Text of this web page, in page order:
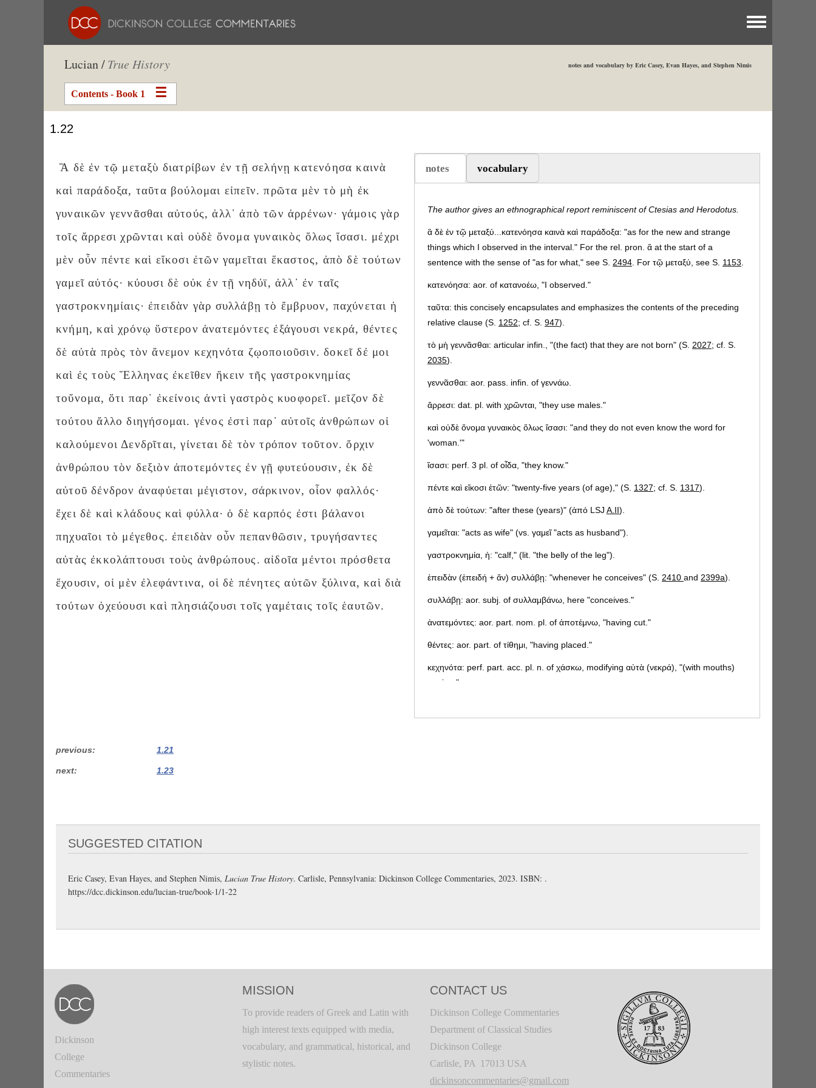
Toggle menu
Lucian /True History notes and vocabulary by Eric Casey, Evan Hayes, and Stephen Nimis
Contents - Book 1
1.22
Ἃ δὲ ἐν τῷ μεταξὺ διατρίβων ἐν τῇ σελήνῃ κατενόησα καινὰ
καὶ παράδοξα, ταῦτα βούλομαι εἰπεῖν. πρῶτα μὲν τὸ μὴ ἐκ
γυναικῶν γεννᾶσθαι αὐτούς, ἀλλ᾽ ἀπὸ τῶν ἀρρένων· γάμοις γὰρ
τοῖς ἄρρεσι χρῶνται καὶ οὐδὲ ὄνομα γυναικὸς ὅλως ἴσασι. μέχρι
μὲν οὖν πέντε καὶ εἴκοσι ἐτῶν γαμεῖται ἕκαστος, ἀπὸ δὲ τούτων
γαμεῖ αὐτός· κύουσι δὲ οὐκ ἐν τῇ νηδύϊ, ἀλλ᾽ ἐν ταῖς
γαστροκνημίαις· ἐπειδὰν γὰρ συλλάβῃ τὸ ἔμβρυον, παχύνεται ἡ
κνήμη, καὶ χρόνῳ ὕστερον ἀνατεμόντες ἐξάγουσι νεκρά, θέντες
δὲ αὐτὰ πρὸς τὸν ἄνεμον κεχηνότα ζῳοποιοῦσιν. δοκεῖ δέ μοι
καὶ ἐς τοὺς Ἕλληνας ἐκεῖθεν ἥκειν τῆς γαστροκνημίας
τοὔνομα, ὅτι παρ᾽ ἐκείνοις ἀντὶ γαστρὸς κυοφορεῖ. μεῖζον δὲ
τούτου ἄλλο διηγήσομαι. γένος ἐστὶ παρ᾽ αὐτοῖς ἀνθρώπων οἱ
καλούμενοι Δενδρῖται, γίνεται δὲ τὸν τρόπον τοῦτον. ὄρχιν
ἀνθρώπου τὸν δεξιὸν ἀποτεμόντες ἐν γῇ φυτεύουσιν, ἐκ δὲ
αὐτοῦ δένδρον ἀναφύεται μέγιστον, σάρκινον, οἷον φαλλός·
ἔχει δὲ καὶ κλάδους καὶ φύλλα· ὁ δὲ καρπός ἐστι βάλανοι
πηχυαῖοι τὸ μέγεθος. ἐπειδὰν οὖν πεπανθῶσιν, τρυγήσαντες
αὐτὰς ἐκκολάπτουσι τοὺς ἀνθρώπους. αἰδοῖα μέντοι πρόσθετα
ἔχουσιν, οἱ μὲν ἐλεφάντινα, οἱ δὲ πένητες αὐτῶν ξύλινα, καὶ διὰ
τούτων ὀχεύουσι καὶ πλησιάζουσι τοῖς γαμέταις τοῖς ἑαυτῶν.
notes
(active tab)
vocabulary
The author gives an ethnographical report reminiscent of Ctesias and Herodotus.
ἃ δὲ ἐν τῷ μεταξύ...κατενόησα καινὰ καὶ παράδοξα: "as for the new and strange
things which I observed in the interval." For the rel. pron. ἅ at the start of a
sentence with the sense of "as for what," see S. 2494 . For τῷ μεταξύ, see S. 1153
κατενόησα: aor. of κατανοέω, "I observed."
ταῦτα: this concisely encapsulates and emphasizes the contents of the preceding
relative clause (S. 1252; cf. S. 947).
τὸ μὴ γεννᾶσθαι: articular infin., "(the fact) that they are not born" (S. 2027; cf. S.
2035).
γεννᾶσθαι: aor. pass. infin. of γενvάω.
ἄρρεσι: dat. pl. with χρῶνται, "they use males."
καὶ οὐδὲ ὄνομα γυναικὸς ὅλως ἴσασι: "and they do not even know the word for
'woman.'"
ἴσασι: perf. 3 pl. of οἶδα, "they know."
πέντε καὶ εἴκοσι ἐτῶν: "twenty-five years (of age)," (S. 1327; cf. S. 1317).
ἀπὸ δὲ τούτων: "after these (years)" (ἀπό LSJ A.II).
γαμεῖται: "acts as wife" (vs. γαμεῖ "acts as husband").
γαστροκνημία, ἡ: "calf," (lit. "the belly of the leg").
ἐπειδὰν (ἐπειδή + ἄν) συλλάβῃ: "whenever he conceives" (S. 2410 and 2399a).
συλλάβῃ: aor. subj. of συλλαμβάνω, here "conceives."
ἀνατεμόντες: aor. part. nom. pl. of ἀποτέμνω, "having cut."
θέντες: aor. part. of τίθημι, "having placed."
κεχηνότα: perf. part. acc. pl. n. of χάσκω, modifying αὐτὰ (νεκρά), "(with mouths)
gaping."
2410and2399a).
πλησιάζουσι: "they have intercourse."
previous 1.21
next 1.23
SUGGESTED CITATION
Eric Casey, Evan Hayes, and Stephen Nimis, Lucian True History. Carlisle, Pennsylvania: Dickinson College Commentaries, 2023. ISBN: .
https://dcc.dickinson.edu/lucian-true/book-1/1-22
Dickinson
College
Commentaries
MISSION
To provide readers of Greek and Latin with
high interest texts equipped with media,
vocabulary, and grammatical, historical, and
stylistic notes.
CONTACT US
Dickinson College Commentaries
Department of Classical Studies
Dickinson College
Carlisle, PA 17013 USA
dickinsoncommentaries@gmail.com